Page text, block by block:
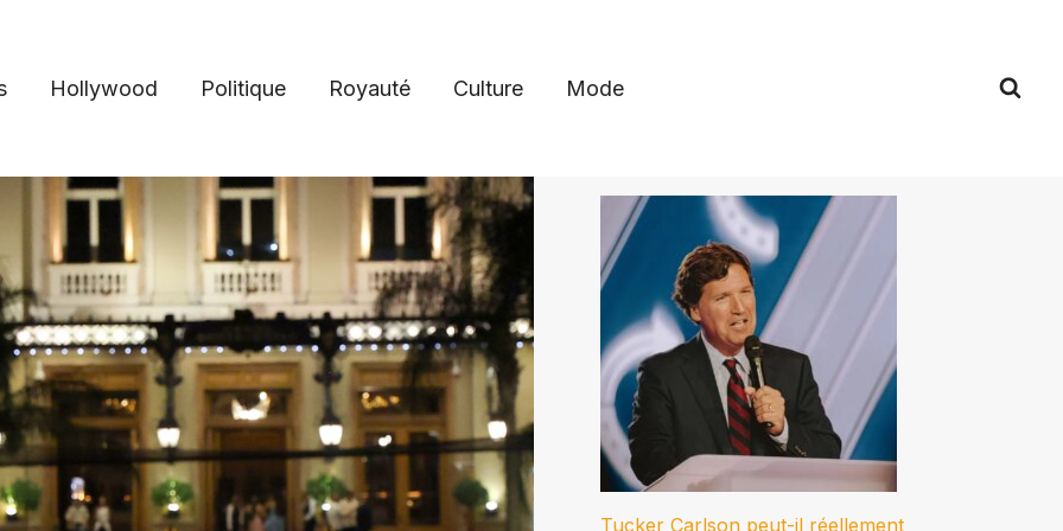
Hollywood Politique Royauté Culture Mode
Tucker Carlson peut-il réellement